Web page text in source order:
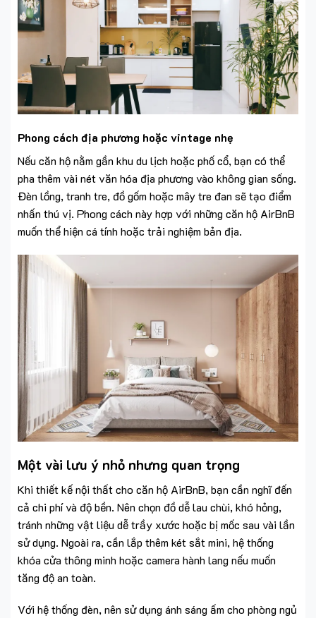
Phong cách địa phương hoặc vintage nhẹ
Nếu căn hộ nằm gần khu du lịch hoặc phố cổ, bạn có thể
pha thêm vài nét văn hóa địa phương vào không gian sống.
Đèn lồng, tranh tre, đồ gốm hoặc mây tre đan sẽ tạo điểm
nhấn thú vị. Phong cách này hợp với những căn hộ AirBnB
muốn thể hiện cá tính hoặc trải nghiệm bản địa.
Một vài lưu ý nhỏ nhưng quan trọng
Khi thiết kế nội thất cho căn hộ AirBnB, bạn cần nghĩ đến
cả chi phí và độ bền. Nên chọn đồ dễ lau chùi, khó hỏng,
tránh những vật liệu dễ trầy xước hoặc bị mốc sau vài lần
sử dụng. Ngoài ra, cần lắp thêm két sắt mini, hệ thống
khóa cửa thông minh hoặc camera hành lang nếu muốn
tăng độ an toàn.
Với hệ thống đèn, nên sử dụng ánh sáng ấm cho phòng ngủ